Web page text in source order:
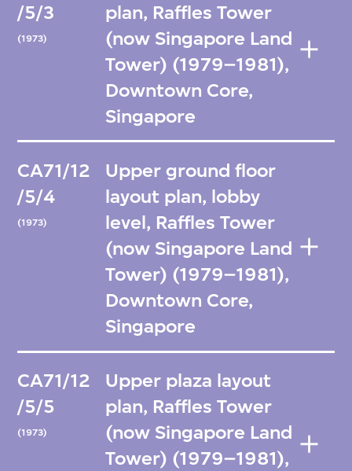
/5/3
(1973)
plan, Raffles Tower
(now Singapore Land
Tower) (1979–1981),
Downtown Core,
Singapore
CA71/12
/5/4
(1973)
Upper ground floor
layout plan, lobby
level, Raffles Tower
(now Singapore Land
Tower) (1979–1981),
Downtown Core,
Singapore
CA71/12
/5/5
(1973)
Upper plaza layout
plan, Raffles Tower
(now Singapore Land
Tower) (1979–1981),